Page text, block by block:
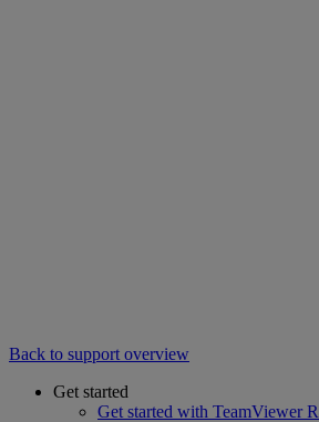
Back to support overview
Get started
Get started with TeamViewer